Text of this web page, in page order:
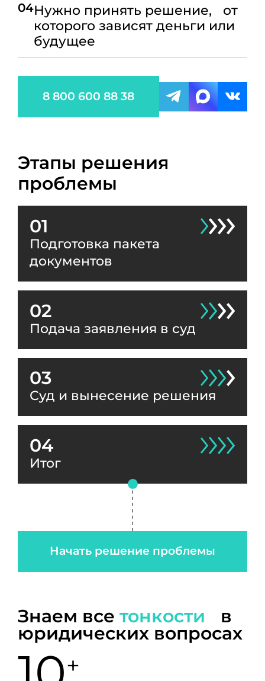
04Нужно принять решение, от
которого зависят деньги или
будущее
8 800 600 88 38
Этапы решения
проблемы
01
Подготовка пакета
документов
02
Подача заявления в суд
03
Суд и вынесение решения
04
Итог
Начать решение проблемы
Знаем все тонкости в
юридических вопросах
+